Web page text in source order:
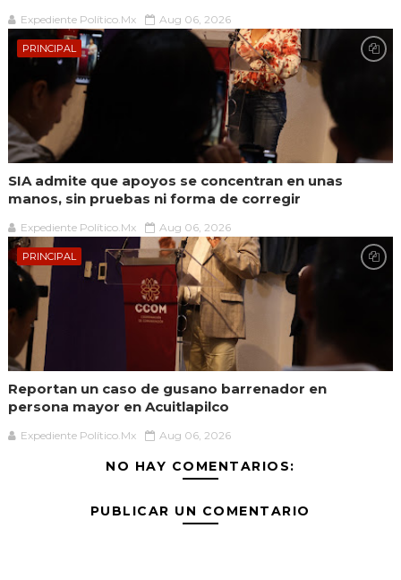
Expediente Político.Mx Aug 06, 2026
PRINCIPAL
SIA admite que apoyos se concentran en unas
manos, sin pruebas ni forma de corregir
Expediente Político.Mx Aug 06, 2026
PRINCIPAL
Reportan un caso de gusano barrenador en
persona mayor en Acuitlapilco
Expediente Político.Mx Aug 06, 2026
NO HAY COMENTARIOS:
PUBLICAR UN COMENTARIO